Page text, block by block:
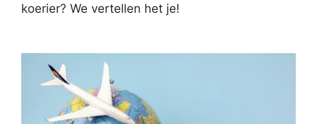
koerier? We vertellen het je!